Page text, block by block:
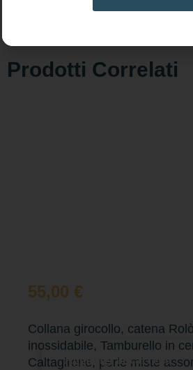
Prodotti Correlati
55,00 €
Collana girocollo, catena
inossidabile, Tamburello in
Caltagirone, perle miste
Aggiungi al carrello